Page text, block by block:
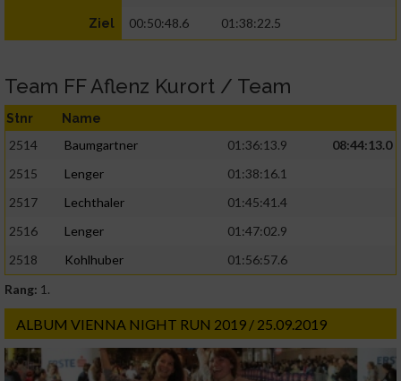
Ziel 00:50:48.6 01:38:22.5
Team FF Aflenz Kurort / Team
Stnr Name
2514 Baumgartner 01:36:13.9
08:44:13.0
2515
Lenger
01:38:16.1
2517
Lechthaler
01:45:41.4
2516
Lenger
01:47:02.9
2518
Kohlhuber
01:56:57.6
Rang: 1.
ALBUM VIENNA NIGHT RUN 2019 / 25.09.2019